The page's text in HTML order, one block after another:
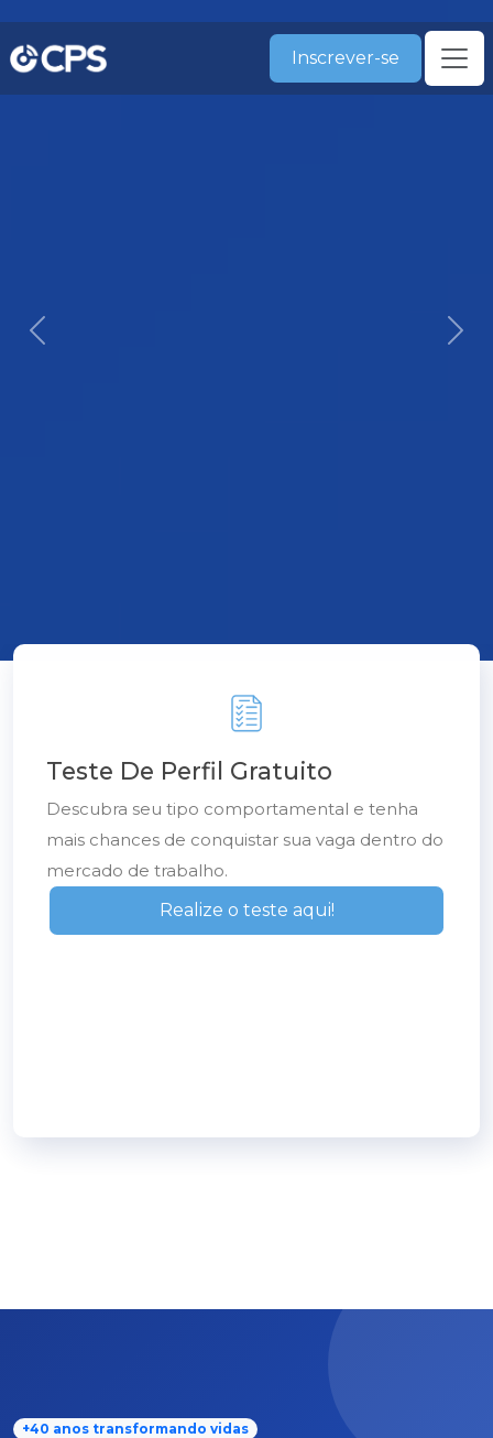
Inscrever-se
Previous
Teste De Perfil Gratuito
Descubra seu tipo comportamental e tenha
mais chances de conquistar sua vaga dentro do
mercado de trabalho.
Realize o teste aqui!
+40 anos transformando vidas